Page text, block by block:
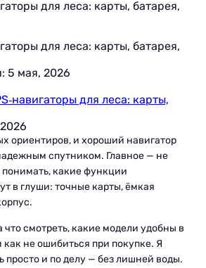
для леса: карты, батарея,
5 мая, 2026
для леса: карты,
ориентиров, и хороший навигатор
спутником. Главное — не
понимать, какие функции
в глуши: точные карты, ёмкая
смотреть, какие модели удобны в
как не ошибиться при покупке. Я
просто и по делу — без лишней воды.